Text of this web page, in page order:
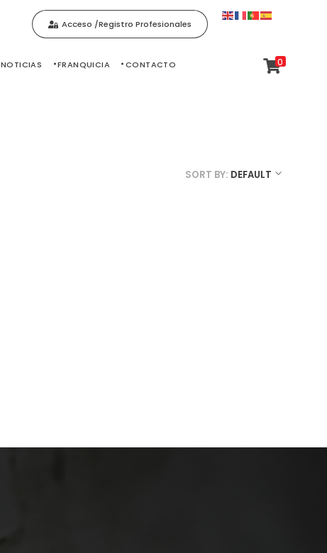
Acceso /Registro Profesionales
NOTICIAS FRANQUICIA CONTACTO 0
SORT BY: DEFAULT